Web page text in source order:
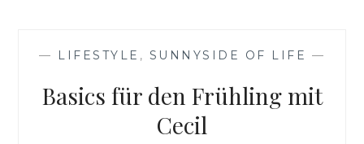
— LIFESTYLE , SUNNYSIDE OF LIFE —
Basics für den Frühling mit
Cecil